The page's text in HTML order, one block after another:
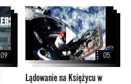
09
Lądowanie
na
Księżycu
05
Lądowanie na Księżycu w